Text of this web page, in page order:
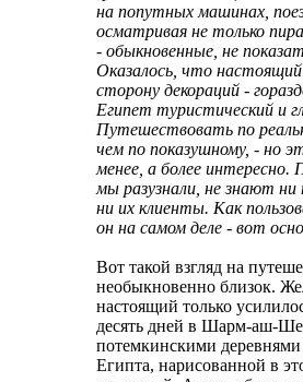
на попутных машинах,
осматривая не только
- обыкновенные, не
Оказалось, что
сторону декораций -
Египет туристический и
Путешествовать по
чем по показушному, - но
менее, а более
мы разузнали, не знают ни
ни их клиенты. Как
он на самом деле - вот
Вот такой взгляд на
необыкновенно близок.
настоящий только
десять дней в Шарм-аш-
потемкинскими
Египта, нарисованной в